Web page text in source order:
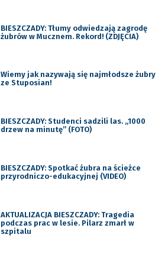
BIESZCZADY: Tłumy odwiedzają zagrodę
żubrów w Mucznem. Rekord! (ZDJĘCIA)
Wiemy jak nazywają się najmłodsze żubry
ze Stuposian!
BIESZCZADY: Studenci sadzili las. „1000
drzew na minutę” (FOTO)
BIESZCZADY: Spotkać żubra na ścieżce
przyrodniczo-edukacyjnej (VIDEO)
AKTUALIZACJA BIESZCZADY: Tragedia
podczas prac w lesie. Pilarz zmarł w
szpitalu